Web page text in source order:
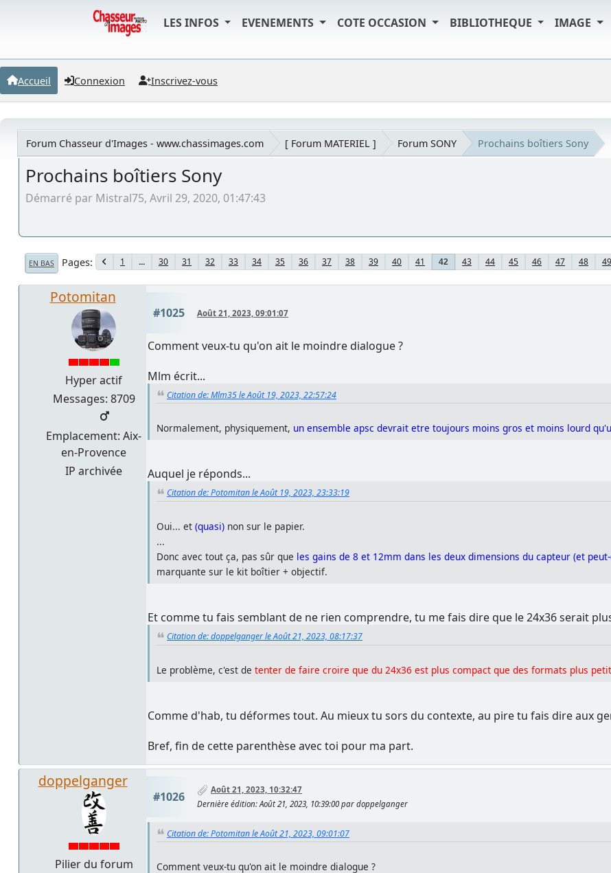
LES INFOS EVENEMENTS COTE OCCASION BIBLIOTHEQUE IMAGE
Accueil Connexion Inscrivez-vous
Forum Chasseur d'Images - www.chassimages.com [ Forum MATERIEL ] Forum SONY Prochains boîtiers Sony
Prochains boîtiers Sony
Démarré par Mistral75, Avril 29, 2020, 01:47:43
EN BAS Pages 1 ... 30 31 32 33 34 35 36 37 38 39 40 41 42 43 44 45 46 47 48 49
Potomitan
Hyper actif
Messages: 8709
Emplacement: Aix-
en-Provence
IP archivée
#1025 Août 21, 2023, 09:01:07
Comment veux-tu qu'on ait le moindre dialogue ?
Mlm écrit...
Citation de: Mlm35 le Août 19, 2023, 22:57:24
Normalement, physiquement, un ensemble apsc devrait etre toujours moins gros et moins lourd
Auquel je réponds...
Citation de: Potomitan le Août 19, 2023, 23:33:19
Oui... et (quasi) non sur le papier.
...
Donc avec tout ça, pas sûr que les gains de 8 et 12mm dans les deux dimensions du capteur (et
marquante sur le kit boîtier + objectif.
Et comme tu fais semblant de ne rien comprendre, tu me fais dire que le 24x36 serait
Citation de: doppelganger le Août 21, 2023, 08:17:37
Le problème, c'est de tenter de faire croire que du 24x36 est plus compact que des formats plus petit
Comme d'hab, tu déformes tout. Au mieux tu sors du contexte, au pire tu fais dire aux
Bref, fin de cette parenthèse avec toi pour ma part.
doppelganger
Pilier du forum
#1026
Août 21, 2023, 10:32:47
Dernière édition: Août 21, 2023, 10:39:00 par doppelganger
Citation de: Potomitan le Août 21, 2023, 09:01:07
Comment veux-tu qu'on ait le moindre dialogue ?